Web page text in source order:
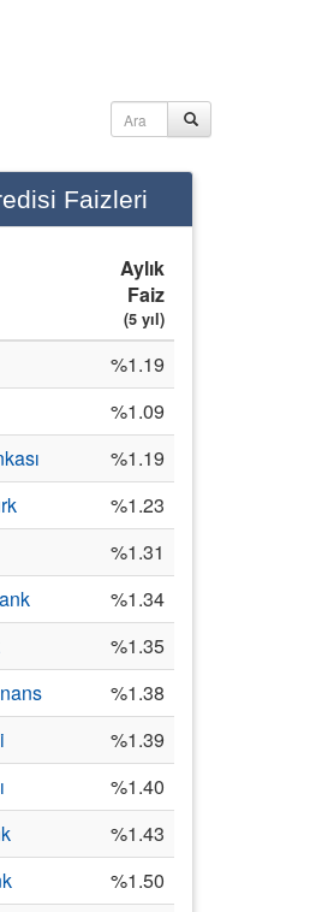
Faizleri
Aylık
Faiz
(5 yıl)
%1.19
%1.09
%1.19
%1.23
%1.31
%1.34
%1.35
%1.38
%1.39
%1.40
%1.43
%1.50